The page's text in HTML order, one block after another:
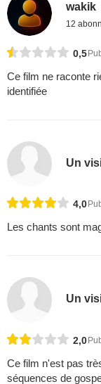
wakik
12
0,5
Ce film ne raconte
identifiée
Un
4,0
Les chants sont
Un
2,0
Ce film n'est pas
séquences de